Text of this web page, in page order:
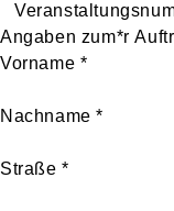
Angaben zum*r
Vorname *
Nachname *
Straße *